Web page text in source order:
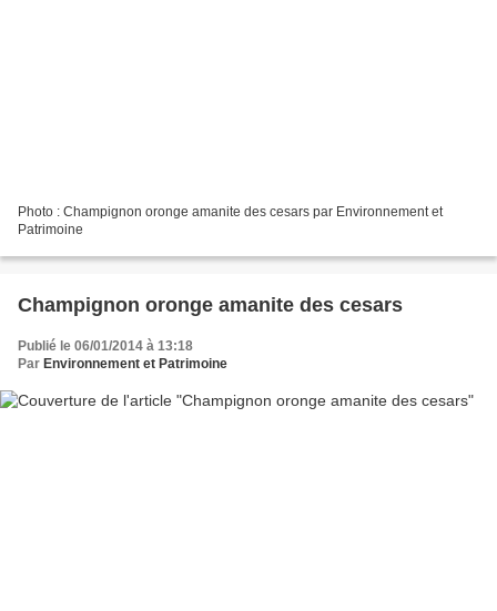
Photo : Champignon oronge amanite des cesars par Environnement et
Patrimoine
Champignon oronge amanite des cesars
Publié le 06/01/2014 à 13:18
Par Environnement et Patrimoine